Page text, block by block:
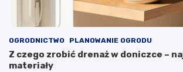
OGRODNICTWO PLANOWANIE OGRODU
Z czego zrobić drenaż w doniczce –
materiały